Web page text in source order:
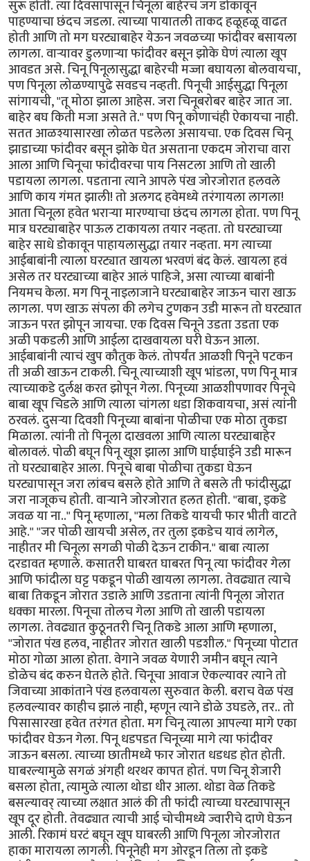
सुरू होती. त्या दिवसापासून चिनूला बाहेरचं जग डोकावून
पाहण्याचा छंदच जडला. त्याच्या पायातली ताकद हळूहळू वाढत
होती आणि तो मग घरट्याबाहेर येऊन जवळच्या फांदीवर बसायला
लागला. वार्‍यावर डुलणार्‍या फांदीवर बसून झोके घेणं त्याला खूप
आवडत असे. चिनू पिनूलासुद्धा बाहेरची मज्जा बघायला बोलवायचा,
पण पिनूला लोळण्यापुढे सवडच नव्हती. पिनूची आईसुद्धा पिनूला
सांगायची, "तू मोठा झाला आहेस. जरा चिनूबरोबर बाहेर जात जा.
बाहेर बघ किती मजा असते ते." पण पिनू कोणाचंही ऐकायचा नाही.
सतत आळश्यासारखा लोळत पडलेला असायचा. एक दिवस चिनू
झाडाच्या फांदीवर बसून झोके घेत असताना एकदम जोराचा वारा
आला आणि चिनूचा फांदीवरचा पाय निसटला आणि तो खाली
पडायला लागला. पडताना त्याने आपले पंख जोरजोरात हलवले
आणि काय गंमत झाली! तो अलगद हवेमध्ये तरंगायला लागला!
आता चिनूला हवेत भरार्‍या मारण्याचा छंदच लागला होता. पण पिनू
मात्र घरट्याबाहेर पाऊल टाकायला तयार नव्हता. तो घरट्याच्या
बाहेर साधे डोकावून पाहायलासुद्धा तयार नव्हता. मग त्याच्या
आईबाबांनी त्याला घरट्यात खायला भरवणं बंद केलं. खायला हवं
असेल तर घरट्याच्या बाहेर आलं पाहिजे, असा त्याच्या बाबांनी
नियमच केला. मग पिनू नाइलाजाने घरट्याबाहेर जाऊन चारा खाऊ
लागला. पण खाऊ संपला की लगेच टुणकन उडी मारून तो घरट्यात
जाऊन परत झोपून जायचा. एक दिवस चिनूने उडता उडता एक
अळी पकडली आणि आईला दाखवायला घरी घेऊन आला.
आईबाबांनी त्याचं खुप कौतुक केलं. तोपर्यंत आळशी पिनूने पटकन
ती अळी खाऊन टाकली. चिनू त्याच्याशी खूप भांडला, पण पिनू मात्र
त्याच्याकडे दुर्लक्ष करत झोपून गेला. पिनूच्या आळशीपणावर पिनूचे
बाबा खूप चिडले आणि त्याला चांगला धडा शिकवायचा, असं त्यांनी
ठरवलं. दुसर्‍या दिवशी पिनूच्या बाबांना पोळीचा एक मोठा तुकडा
मिळाला. त्यांनी तो पिनूला दाखवला आणि त्याला घरट्याबाहेर
बोलावलं. पोळी बघून पिनू खूश झाला आणि घाईघाईने उडी मारून
तो घरट्याबाहेर आला. पिनूचे बाबा पोळीचा तुकडा घेऊन
घरट्यापासून जरा लांबच बसले होते आणि ते बसले ती फांदीसुद्धा
जरा नाजूकच होती. वार्‍याने जोरजोरात हलत होती. "बाबा, इकडे
जवळ या ना.." पिनू म्हणाला, "मला तिकडे यायची फार भीती वाटते
आहे." "जर पोळी खायची असेल, तर तुला इकडेच यावं लागेल,
नाहीतर मी चिनूला सगळी पोळी देऊन टाकीन." बाबा त्याला
दरडावत म्हणाले. कसातरी घाबरत घाबरत पिनू त्या फांदीवर गेला
आणि फांदीला घट्ट पकडून पोळी खायला लागला. तेवढ्यात त्याचे
बाबा तिकडून जोरात उडाले आणि उडताना त्यांनी पिनूला जोरात
धक्का मारला. पिनूचा तोलच गेला आणि तो खाली पडायला
लागला. तेवढ्यात कुठूनतरी चिनू तिकडे आला आणि म्हणाला,
"जोरात पंख हलव, नाहीतर जोरात खाली पडशील." पिनूच्या पोटात
मोठा गोळा आला होता. वेगाने जवळ येणारी जमीन बघून त्याने
डोळेच बंद करुन घेतले होते. चिनूचा आवाज ऐकल्यावर त्याने तो
जिवाच्या आकांताने पंख हलवायला सुरुवात केली. बराच वेळ पंख
हलवल्यावर काहीच झालं नाही, म्हणून त्याने डोळे उघडले, तर.. तो
पिसासारखा हवेत तरंगत होता. मग चिनू त्याला आपल्या मागे एका
फांदीवर घेऊन गेला. पिनू धडपडत चिनूच्या मागे त्या फांदीवर
जाऊन बसला. त्याच्या छातीमध्ये फार जोरात धडधड होत होती.
घाबरल्यामुळे सगळं अंगही थरथर कापत होतं. पण चिनू शेजारी
बसला होता, त्यामुळे त्याला थोडा धीर आला. थोडा वेळ तिकडे
बसल्यावर् त्याच्या लक्षात आलं की ती फांदी त्याच्या घरट्यापासून
खूप दूर होती. तेवढ्यात त्याची आई चोचीमध्ये ज्वारीचे दाणे घेऊन
आली. रिकामं घरटं बघून खूप घाबरली आणि पिनूला जोरजोरात
हाका मारायला लागली. पिनूनेही मग ओरडून तिला तो इकडे